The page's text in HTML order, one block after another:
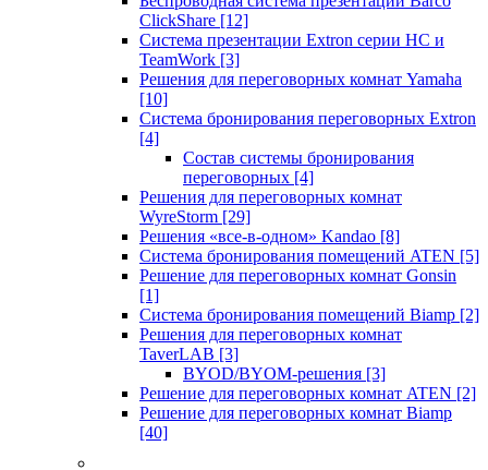
ClickShare [12]
Система презентации Extron серии HC и
TeamWork [3]
Решения для переговорных комнат Yamaha
[10]
Система бронирования переговорных Extron
[4]
Состав системы бронирования
переговорных [4]
Решения для переговорных комнат
WyreStorm [29]
Решения «все-в-одном» Kandao [8]
Система бронирования помещений ATEN [5]
Решение для переговорных комнат Gonsin
[1]
Система бронирования помещений Biamp [2]
Решения для переговорных комнат
TaverLAB [3]
BYOD/BYOM-решения [3]
Решение для переговорных комнат ATEN [2]
Решение для переговорных комнат Biamp
[40]